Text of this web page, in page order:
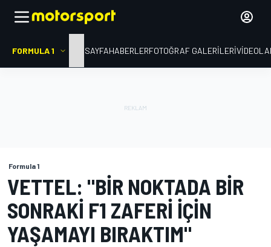
FORMULA 1 ANA SAYFAHABERLERFOTOĞRAF GALERILERI
Formula 1
VETTEL: "BIR NOKTADA BIR
SONRAKI F1 ZAFERI IÇIN
YAŞAMAYI BIRAKTIM"